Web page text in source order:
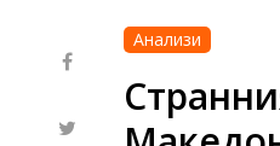
Анализи